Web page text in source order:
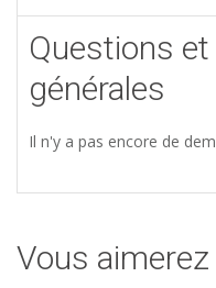
Questions
générales
Il n'y a pas encore de
Vous